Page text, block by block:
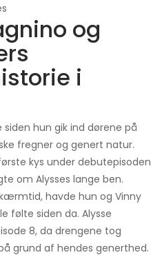
og
i
hun gik ind dørene på
fregner og genert natur.
kys under debutepisoden
om Alysses lange ben.
havde hun og Vinny
følte siden da. Alysse
8, da drengene tog
grund af hendes generthed.